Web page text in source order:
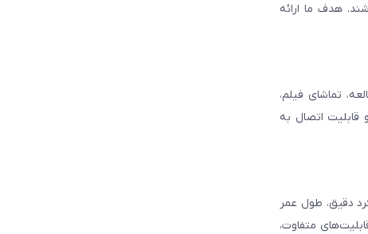
هدف ما ارائه
تماشای فیلم،
قابلیت اتصال به
دقیق، طول عمر
متفاوت،